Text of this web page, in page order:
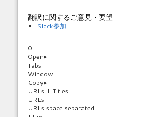
翻訳に関するご意見・要望
Slack参加
0
Open▸
Tabs
Window
Copy▸
URLs + Titles
URLs
URLs space separated